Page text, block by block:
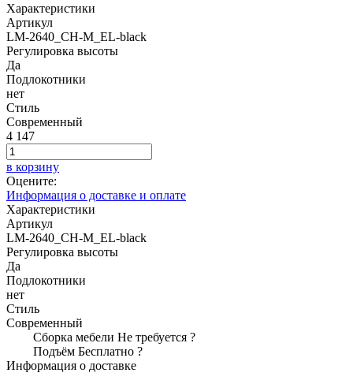
Характеристики
Артикул
LM-2640_CH-M_EL-black
Регулировка высоты
Да
Подлокотники
нет
Стиль
Современный
4 147
в корзину
Оцените:
Информация о доставке и оплате
Характеристики
Артикул
LM-2640_CH-M_EL-black
Регулировка высоты
Да
Подлокотники
нет
Стиль
Современный
Сборка мебели Не требуется ?
Подъём Бесплатно ?
Информация о доставке